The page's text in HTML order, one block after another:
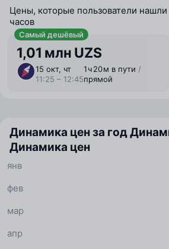
Цены, которые пользователи
часов
Самый дешёвый
1,01 млн UZS
15 окт, чт
11:25 – 12:45
1 ⁠ч 20 ⁠м в пути /
прямой
Динамика цен за год
Динамика цен
янв
фев
мар
апр